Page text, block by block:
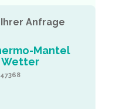
Anfrage
Mantel
Wetter